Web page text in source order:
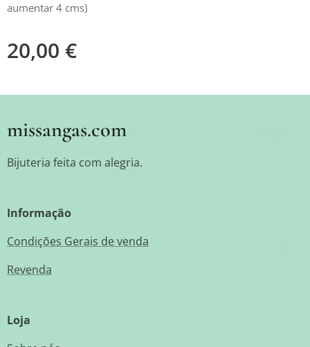
aumentar 4 cms)
20,00 €
missangas.com
Bijuteria feita com alegria.
Informação
Condições Gerais de venda
Revenda
Loja